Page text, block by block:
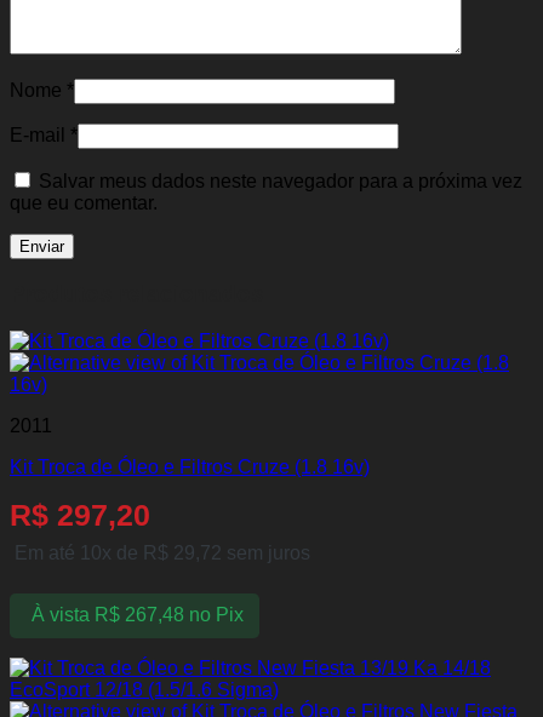
Nome *
E-mail *
Salvar meus dados neste navegador para a próxima vez
que eu comentar.
2011
Kit Troca de Óleo e Filtros Cruze (1.8 16v)
R$ 297,20
Em até 10x de R$ 29,72 sem juros
À vista R$267,48 no Pix